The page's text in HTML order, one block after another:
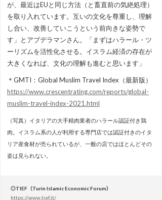
が、最近はEUと同じ方法（と畜直前の気絶処理）
を取り入れています。互いの文化を尊重し、理解
し合い、改善していこうという前向きな姿勢で
す」とアブデラマンさん。「まずはハラール・ツ
ーリズムを活性化させる。イスラム経済の存在が
大きくなれば、文化の理解も進むと思います」
＊GMTI：Global Muslim Travel Index（最新版）
https://www.crescentrating.com/reports/global-
muslim-travel-index-2021.html
（写真）イタリアの大手精肉業者のハラール認証付き鶏
肉。イスラム系の人が利用する専門店では認証付きのイタ
リア産食材が売られているが、一般の店ではほとんどその
姿は見られない。
◎TIEF（Turin Islamic Economic Forum）
https://www.tief.it/